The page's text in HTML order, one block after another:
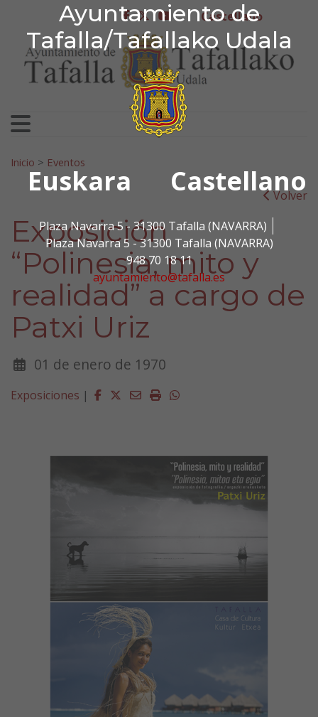
Ayuntamiento de
Tafalla/Tafallako Udala
Euskara Castellano
Plaza Navarra 5 - 31300 Tafalla (NAVARRA)
Plaza Navarra 5 - 31300 Tafalla (NAVARRA)
948 70 18 11
ayuntamiento@tafalla.es
Ir al contenido
Ayuntamiento de
facebook
twitter
youtubeCastellano
Search for:
Inicio > Eventos
Volver
Exposición
“Polinesia, mito y
realidad” a cargo de
Patxi Uriz
01 de enero de 1970
Exposiciones | Facebook
Twitter
EmailImprimirWhatsapp